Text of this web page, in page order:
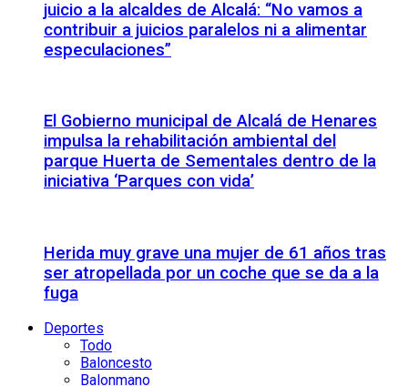
juicio a la alcaldes de Alcalá: “No vamos a
contribuir a juicios paralelos ni a alimentar
especulaciones”
El Gobierno municipal de Alcalá de Henares
impulsa la rehabilitación ambiental del
parque Huerta de Sementales dentro de la
iniciativa ‘Parques con vida’
Herida muy grave una mujer de 61 años tras
ser atropellada por un coche que se da a la
fuga
Deportes
Todo
Baloncesto
Balonmano